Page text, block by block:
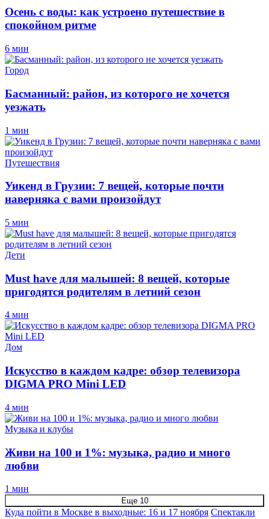
Осень с воды: как устроено путешествие в
спокойном ритме
6 мин
Город
Басманный: район, из которого не хочется
уезжать
1 мин
Путешествия
Уикенд в Грузии: 7 вещей, которые почти
наверняка с вами произойдут
5 мин
Дети
Must have для малышей: 8 вещей, которые
пригодятся родителям в летний сезон
4 мин
Дом
Искусство в каждом кадре: обзор телевизора
DIGMA PRO Mini LED
4 мин
Музыка и клубы
Живи на 100 и 1%: музыка, радио и много
любви
1 мин
Еще 10
Куда пойти в Москве в выходные: 16 и 17 ноября Спектакли